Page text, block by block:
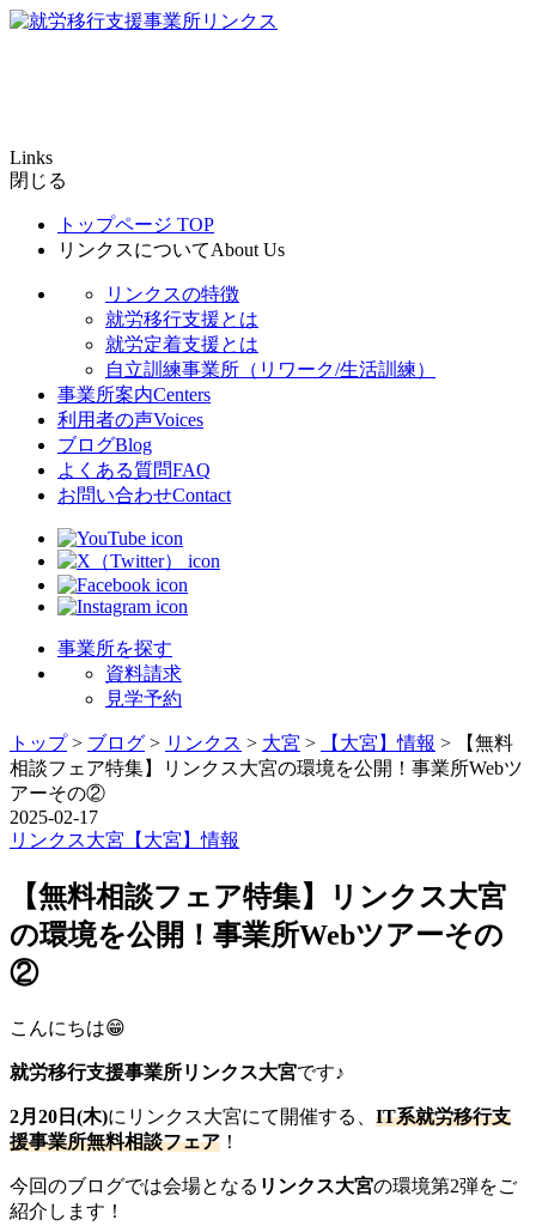
Links
閉じる
トップページ TOP
リンクスについてAbout Us
リンクスの特徴
就労移行支援とは
就労定着支援とは
自立訓練事業所（リワーク/生活訓練）
事業所案内Centers
利用者の声Voices
ブログBlog
よくある質問FAQ
お問い合わせContact
事業所を探す
資料請求
見学予約
トップ> ブログ > リンクス > 大宮 > 【大宮】情報 >
【無料
相談フェア特集】リンクス大宮の環境を公開！事業所Webツ
アーその②
2025-02-17
リンクス大宮 【大宮】情報
【無料相談フェア特集】リンクス大宮
の環境を公開！事業所Webツアーその
②
こんにちは😁
就労移行支援事業所リンクス大宮です♪
2月20日(木)にリンクス大宮にて開催する、 IT系就労移行支
援事業所無料相談フェア ！
今回のブログでは会場となる リンクス大宮の環境第2弾をご
紹介します！